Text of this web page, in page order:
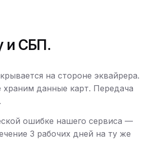
и СБП.
на стороне эквайрера.
данные карт. Передача
ошибке нашего сервиса —
3 рабочих дней на ту же